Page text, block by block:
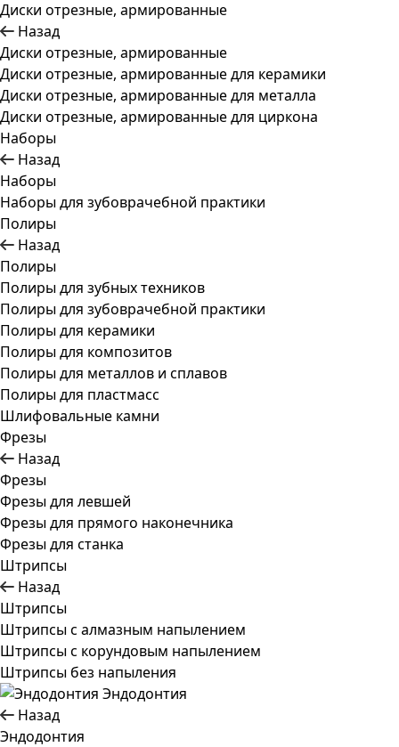
Диски отрезные, армированные
Назад
Диски отрезные, армированные
Диски отрезные, армированные для керамики
Диски отрезные, армированные для металла
Диски отрезные, армированные для циркона
Наборы
Назад
Наборы
Наборы для зубоврачебной практики
Полиры
Назад
Полиры
Полиры для зубных техников
Полиры для зубоврачебной практики
Полиры для керамики
Полиры для композитов
Полиры для металлов и сплавов
Полиры для пластмасс
Шлифовальные камни
Фрезы
Назад
Фрезы
Фрезы для левшей
Фрезы для прямого наконечника
Фрезы для станка
Штрипсы
Назад
Штрипсы
Штрипсы c алмазным напылением
Штрипсы c корундовым напылением
Штрипсы без напыления
Эндодонтия
Назад
Эндодонтия